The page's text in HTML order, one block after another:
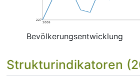
227
2008
Bevölkerungsentwicklung
Strukturindikatoren